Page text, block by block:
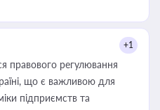
+1
правового регулювання
що є важливою для
підприємств та